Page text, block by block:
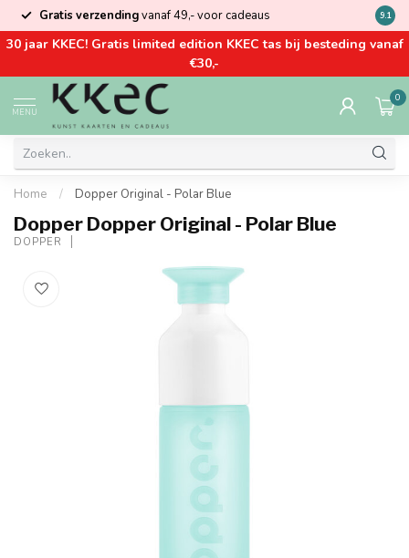
Gratis verzendingvanaf 49,- voor cadeaus Kom
9.1
30 jaar KKEC! Gratis limited edition KKEC tas bij besteding vanaf
€30,-
MENU
0
Home / Dopper Original - Polar Blue
Dopper Dopper Original - Polar Blue
DOPPER